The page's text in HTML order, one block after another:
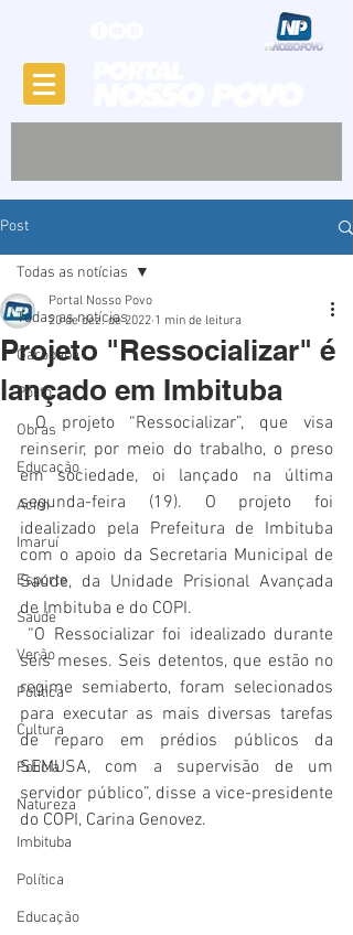
Post
Todas as notícias
Garopaba
Porto
Obras
Educação
Acim
Imaruí
Esporte
Saúde
Verão
Política
Cultura
Polícia
Natureza
Imbituba
Política
Educação
Todas as notícias
Projeto "Ressocializar" é
lançado em Imbituba
Portal Nosso Povo
20 de dez. de 2022 1 min de leitura
O projeto “Ressocializar”, que visa
reinserir, por meio do trabalho, o preso
em sociedade, oi lançado na última
segunda-feira (19). O projeto foi
idealizado pela Prefeitura de Imbituba
com o apoio da Secretaria Municipal de
Saúde, da Unidade Prisional Avançada
de Imbituba e do COPI.
seis meses. Seis detentos, que estão no
regime semiaberto, foram selecionados
para executar as mais diversas tarefas
de reparo em prédios públicos da
SEMUSA, com a supervisão de um
servidor público”, disse a vice-presidente
do COPI, Carina Genovez.